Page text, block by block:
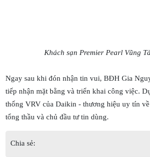
Khách sạn Premier Pearl Vũng
Ngay sau khi đón nhận tin vui, BĐH Gia
tiếp nhận mặt bằng và triển khai công việc.
thống VRV của Daikin - thương hiệu uy tín
tổng thầu và chủ đầu tư tin dùng.
Chia sẻ: